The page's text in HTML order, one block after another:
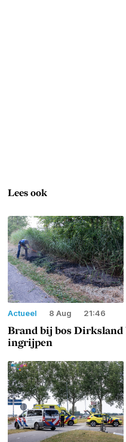
Lees ook
Actueel 8 Aug 21:46
Brand bij bos Dirksland
ingrijpen